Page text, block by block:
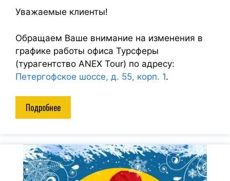
Уважаемые клиенты!
Обращаем Ваше внимание на изменения в
графике работы офиса Турсферы
(турагентство ANEX Tour) по адресу:
Петергофское шоссе, д. 55, корп. 1.
Подробнее